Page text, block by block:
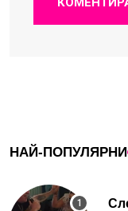
НАЙ-ПОПУЛЯРНИ